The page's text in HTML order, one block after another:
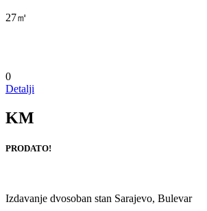
27㎡
0
Detalji
KM
PRODATO!
Izdavanje dvosoban stan Sarajevo, Bulevar